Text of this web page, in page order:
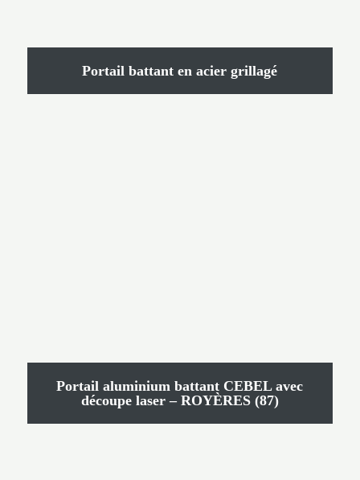
Portail battant en acier grillagé
Portail aluminium battant CEBEL avec
découpe laser – ROYÈRES (87)